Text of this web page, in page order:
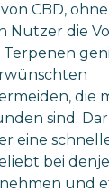
CBD,
Nutzer die
die
sind.
eine
bei
und